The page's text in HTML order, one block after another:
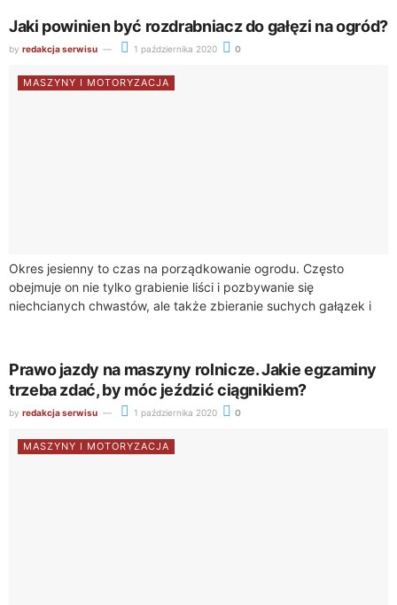
Jaki powinien być rozdrabniacz do gałęzi na ogród?
by redakcja serwisu 1 października 2020 0
MASZYNY I MOTORYZACJA
Okres jesienny to czas na porządkowanie ogrodu. Często
obejmuje on nie tylko grabienie liści i pozbywanie się
niechcianych chwastów, ale także zbieranie suchych gałązek i
Prawo jazdy na maszyny rolnicze. Jakie egzaminy
trzeba zdać, by móc jeździć ciągnikiem?
by redakcja serwisu 1 października 2020 0
MASZYNY I MOTORYZACJA